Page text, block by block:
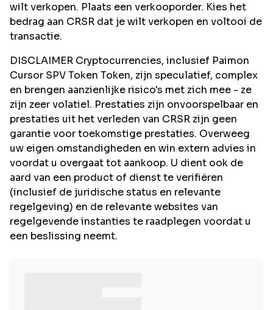
wilt verkopen. Plaats een verkooporder. Kies het
bedrag aan CRSR dat je wilt verkopen en voltooi de
transactie.
DISCLAIMER Cryptocurrencies, inclusief Paimon
Cursor SPV Token Token, zijn speculatief, complex
en brengen aanzienlijke risico's met zich mee - ze
zijn zeer volatiel. Prestaties zijn onvoorspelbaar en
prestaties uit het verleden van CRSR zijn geen
garantie voor toekomstige prestaties. Overweeg
uw eigen omstandigheden en win extern advies in
voordat u overgaat tot aankoop. U dient ook de
aard van een product of dienst te verifiëren
(inclusief de juridische status en relevante
regelgeving) en de relevante websites van
regelgevende instanties te raadplegen voordat u
een beslissing neemt.